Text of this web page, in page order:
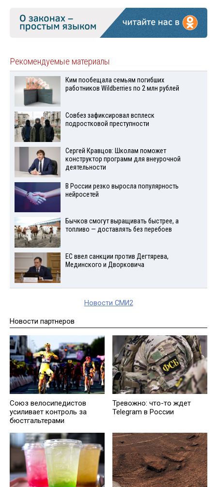
Рекомендуемые материалы
Ким пообещала семьям погибших
работников Wildberries по 2 млн рублей
Совбез зафиксировал всплеск
подростковой преступности
Сергей Кравцов: Школам поможет
конструктор программ для внеурочной
деятельности
В России резко выросла популярность
нейросетей
Бычков смогут выращивать быстрее, а
топливо — доставлять без перебоев
ЕС ввел санкции против Дегтярева,
Мединского и Дворковича
Новости СМИ2
Новости партнеров
Союз велосипедистов
усиливает контроль за
бюстгальтерами
Тревожно: что-то ждет
Telegram в России